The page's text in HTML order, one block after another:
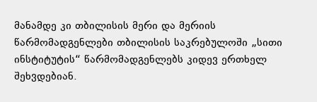
მანამდე კი თბილისის მერი და მერიის
წარმომადგენლები თბილისის საკრებულოში „სითი
ინსტიტუტის“ წარმომადგენლებს კიდევ ერთხელ
შეხვდებიან.